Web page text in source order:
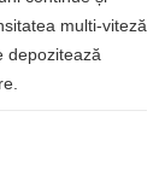
multi-viteză
depozitează